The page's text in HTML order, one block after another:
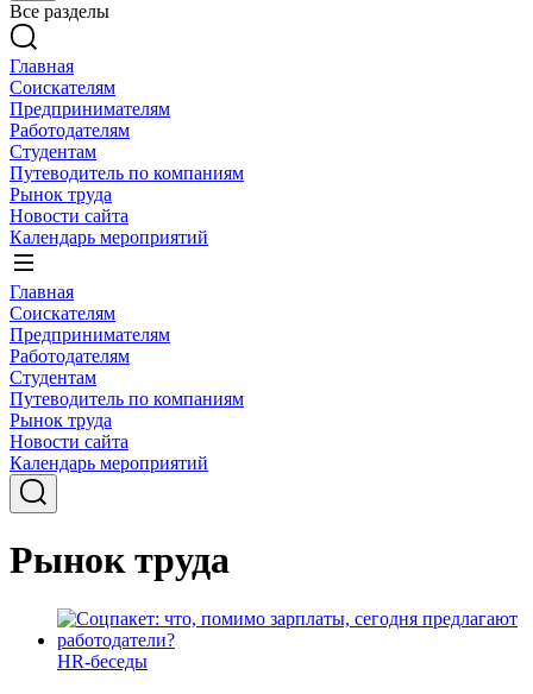
Все разделы
Главная
Соискателям
Предпринимателям
Работодателям
Студентам
Путеводитель по компаниям
Рынок труда
Новости сайта
Календарь мероприятий
Главная
Соискателям
Предпринимателям
Работодателям
Студентам
Путеводитель по компаниям
Рынок труда
Новости сайта
Календарь мероприятий
Рынок труда
HR-беседы